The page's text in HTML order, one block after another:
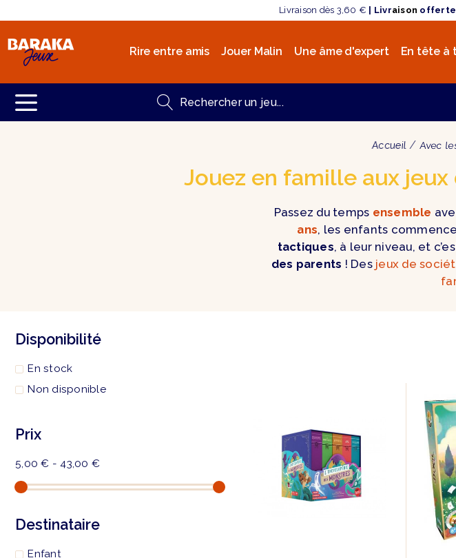
Livraison dès 3,60 € | Livraison offerte
Rire entre amis Jouer Malin Une âme d'expert En tête à
Accueil Avec
Jouez en famille aux
Passez du temps ensemble
ans, les enfants
tactiques, à leur niveau, et
des parents ! Desjeux de
Disponibilité
En stock
Non disponible
Prix
5,00 € - 43,00 €
Destinataire
Enfant